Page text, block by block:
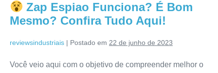
Bom
Mesmo?
Resenha
Zap Espiao Funciona? É Bom
Mesmo? Confira Tudo Aqui!
reviewsindustriais | Postado em 22 de junho de 2023
Você veio aqui com o objetivo de compreender melhor o